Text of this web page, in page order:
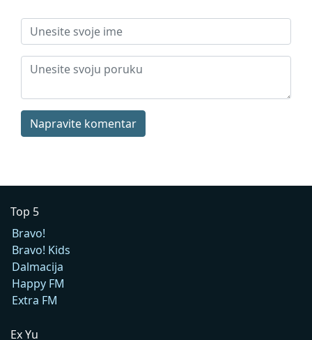
Napravite komentar
Top 5
Bravo!
Bravo! Kids
Dalmacija
Happy FM
Extra FM
Ex Yu